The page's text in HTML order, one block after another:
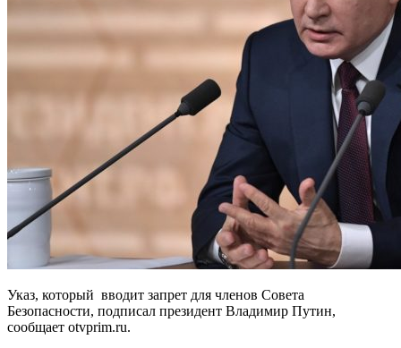
Указ, который вводит запрет для членов Совета
Безопасности, подписал президент Владимир Путин,
cообщает otvprim.ru.